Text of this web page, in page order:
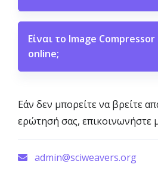
Είναι το Image
online;
Εάν δεν μπορείτε να βρείτε
ερώτησή σας, επικοινωνήστε
admin@sciweavers.org